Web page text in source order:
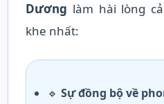
Dương làm hài lòng
khe nhất:
🔹Sự đồng bộ về